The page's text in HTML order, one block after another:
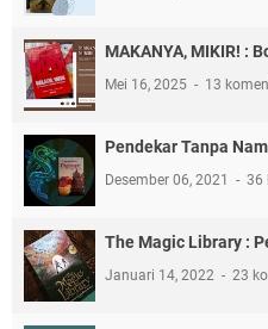
MAKANYA, MIKIR! :
Mei 16, 2025 13
Pendekar Tanpa
Desember 06, 2021 36
The Magic Library :
Januari 14, 2022 23